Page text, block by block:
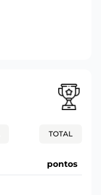
TOTAL
pontos